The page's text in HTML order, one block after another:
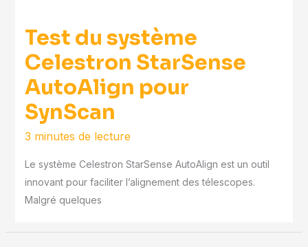
Test du système
Celestron StarSense
AutoAlign pour
SynScan
3 minutes de lecture
Le système Celestron StarSense AutoAlign est un outil
innovant pour faciliter l’alignement des télescopes.
Malgré quelques